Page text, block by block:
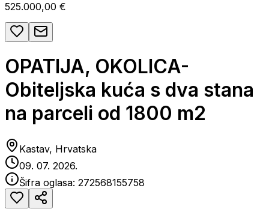
525.000,00 €
OPATIJA, OKOLICA-
Obiteljska kuća s dva stana
na parceli od 1800 m2
Kastav, Hrvatska
09. 07. 2026.
Šifra oglasa: 272568155758